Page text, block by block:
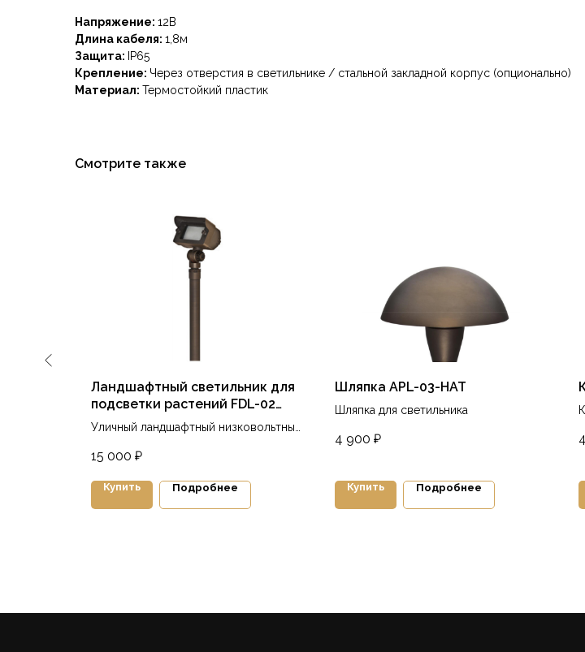
Напряжение: 12В
Длина кабеля: 1,8м
Защита: IP65
Крепление: Через отверстия в светильнике / стальной закладной корпус (опционально)
Материал: Термостойкий пластик
Смотрите также
Ландшафтный светильник для
подсветки растений FDL-02
RISER12
Уличный ландшафтный низковольтный
растений
15 000 ₽
Купить Подробнее
Шляпка APL-03-HAT
Шляпка для светильника
4 900 ₽
Купить Подробнее